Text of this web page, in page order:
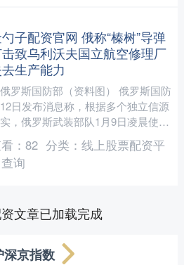
子配资官网 俄称“榛树”导弹
致乌利沃夫国立航空修理厂
生产能力
罗斯国防部（资料图） 俄罗斯国防
日发布消息称，根据多个独立信源
，俄罗斯武装部队1月9日凌晨使
“榛树”陆基机动导弹系统发动打击，
乌克兰利沃夫国....
： 82 分类： 线上股票配资平
询
文章已加载完成
深京指数